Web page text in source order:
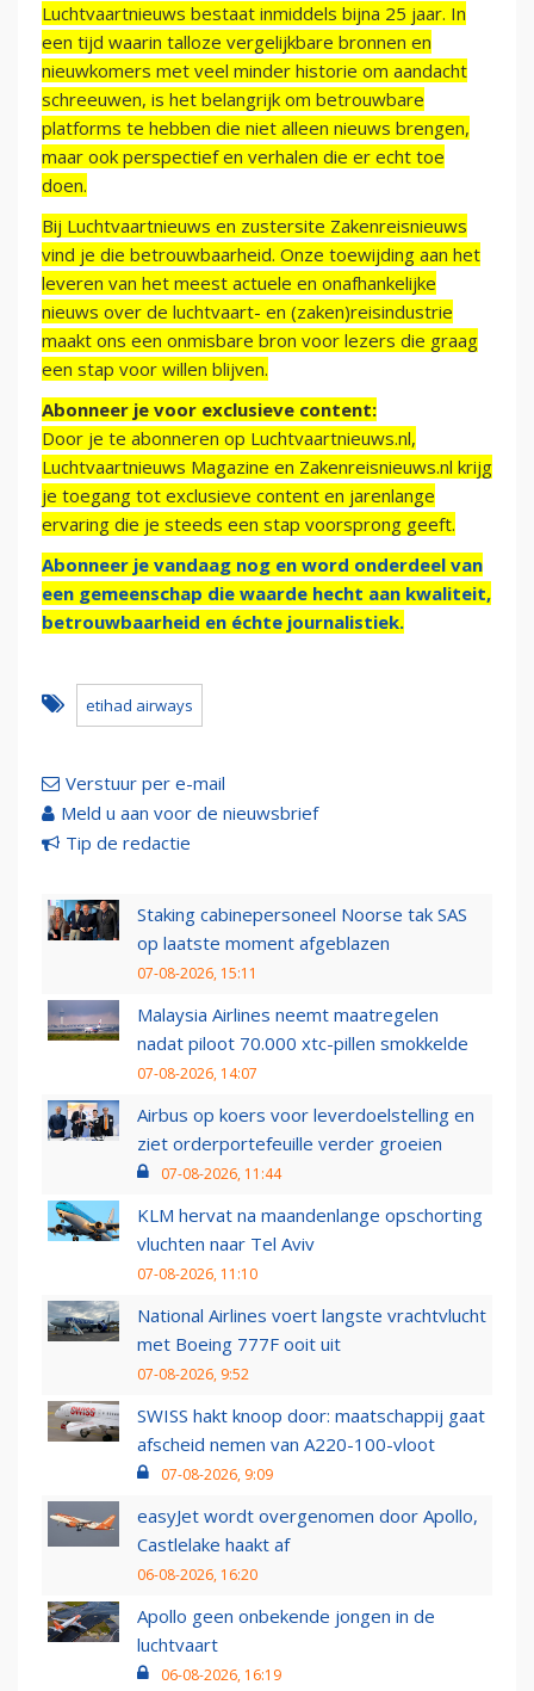
Luchtvaartnieuws bestaat inmiddels bijna 25 jaar. In
een tijd waarin talloze vergelijkbare bronnen en
nieuwkomers met veel minder historie om aandacht
schreeuwen, is het belangrijk om betrouwbare
platforms te hebben die niet alleen nieuws brengen,
maar ook perspectief en verhalen die er echt toe
doen.
Bij Luchtvaartnieuws en zustersite Zakenreisnieuws
vind je die betrouwbaarheid. Onze toewijding aan het
leveren van het meest actuele en onafhankelijke
nieuws over de luchtvaart- en (zaken)reisindustrie
maakt ons een onmisbare bron voor lezers die graag
een stap voor willen blijven.
Abonneer je voor exclusieve content:
Door je te abonneren op Luchtvaartnieuws.nl,
Luchtvaartnieuws Magazine en Zakenreisnieuws.nl krijg
je toegang tot exclusieve content en jarenlange
ervaring die je steeds een stap voorsprong geeft.
Abonneer je vandaag nog en word onderdeel van
een gemeenschap die waarde hecht aan kwaliteit,
betrouwbaarheid en échte journalistiek.
etihad airways
Verstuur per e-mail
Meld u aan voor de nieuwsbrief
Tip de redactie
Staking cabinepersoneel Noorse tak SAS
op laatste moment afgeblazen
07-08-2026, 15:11
Malaysia Airlines neemt maatregelen
nadat piloot 70.000 xtc-pillen smokkelde
07-08-2026, 14:07
Airbus op koers voor leverdoelstelling en
ziet orderportefeuille verder groeien
07-08-2026, 11:44
KLM hervat na maandenlange opschorting
vluchten naar Tel Aviv
07-08-2026, 11:10
National Airlines voert langste vrachtvlucht
met Boeing 777F ooit uit
07-08-2026, 9:52
SWISS hakt knoop door: maatschappij gaat
afscheid nemen van A220-100-vloot
07-08-2026, 9:09
easyJet wordt overgenomen door Apollo,
Castlelake haakt af
06-08-2026, 16:20
Apollo geen onbekende jongen in de
luchtvaart
06-08-2026, 16:19